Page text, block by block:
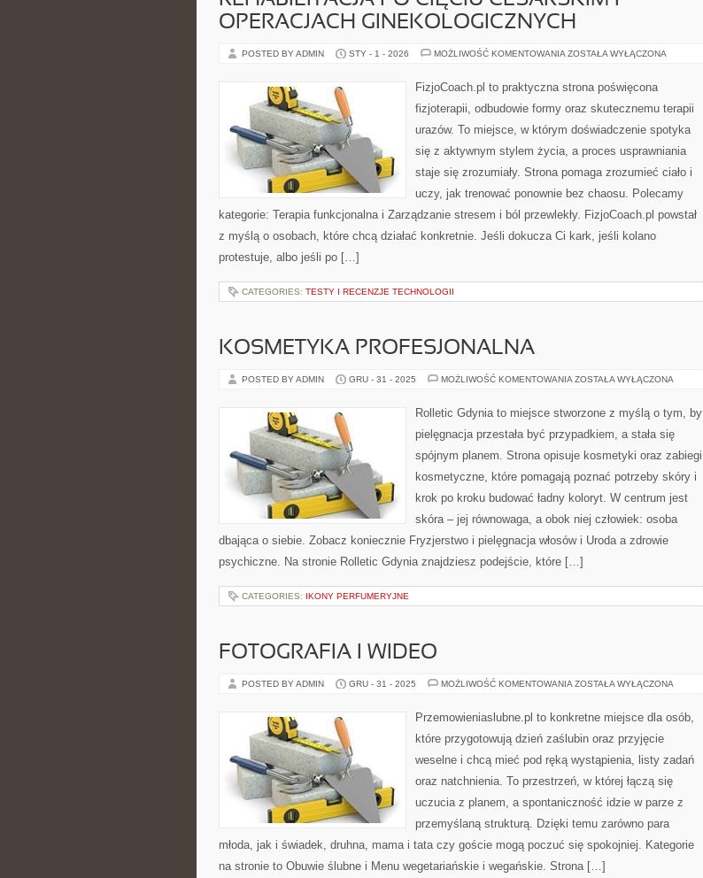
OPERACJACH GINEKOLOGICZNYCH
POSTED BY ADMIN STY - 1 - 2026 MOŻLIWOŚĆ KOMENTOWANIA REHABILITACJA
CESARSKIM
I
GINEKOLOGICZNYCH
ZOSTAŁA WYŁĄCZONA
FizjoCoach.pl to praktyczna strona poświęcona
fizjoterapii, odbudowie formy oraz skutecznemu terapii
urazów. To miejsce, w którym doświadczenie spotyka
się z aktywnym stylem życia, a proces usprawniania
staje się zrozumiały. Strona pomaga zrozumieć ciało i
uczy, jak trenować ponownie bez chaosu. Polecamy
kategorie: Terapia funkcjonalna i Zarządzanie stresem i ból przewlekły. FizjoCoach.pl powstał
z myślą o osobach, które chcą działać konkretnie. Jeśli dokucza Ci kark, jeśli kolano
protestuje, albo jeśli po […]
CATEGORIES: TESTY I RECENZJE TECHNOLOGII
KOSMETYKA PROFESJONALNA
POSTED BY ADMIN GRU - 31 - 2025 MOŻLIWOŚĆ KOMENTOWANIA KOSMETYKA
ZOSTAŁA WYŁĄCZONA
Rolletic Gdynia to miejsce stworzone z myślą o tym, by
pielęgnacja przestała być przypadkiem, a stała się
spójnym planem. Strona opisuje kosmetyki oraz zabiegi
kosmetyczne, które pomagają poznać potrzeby skóry i
krok po kroku budować ładny koloryt. W centrum jest
skóra – jej równowaga, a obok niej człowiek: osoba
dbająca o siebie. Zobacz koniecznie Fryzjerstwo i pielęgnacja włosów i Uroda a zdrowie
psychiczne. Na stronie Rolletic Gdynia znajdziesz podejście, które […]
CATEGORIES: IKONY PERFUMERYJNE
FOTOGRAFIA I WIDEO
POSTED BY ADMIN GRU - 31 - 2025 MOŻLIWOŚĆ KOMENTOWANIA FOTOGRAFIA
ZOSTAŁA WYŁĄCZONA
Przemowieniaslubne.pl to konkretne miejsce dla osób,
które przygotowują dzień zaślubin oraz przyjęcie
weselne i chcą mieć pod ręką wystąpienia, listy zadań
oraz natchnienia. To przestrzeń, w której łączą się
uczucia z planem, a spontaniczność idzie w parze z
przemyślaną strukturą. Dzięki temu zarówno para
młoda, jak i świadek, druhna, mama i tata czy goście mogą poczuć się spokojniej. Kategorie
na stronie to Obuwie ślubne i Menu wegetariańskie i wegańskie. Strona […]